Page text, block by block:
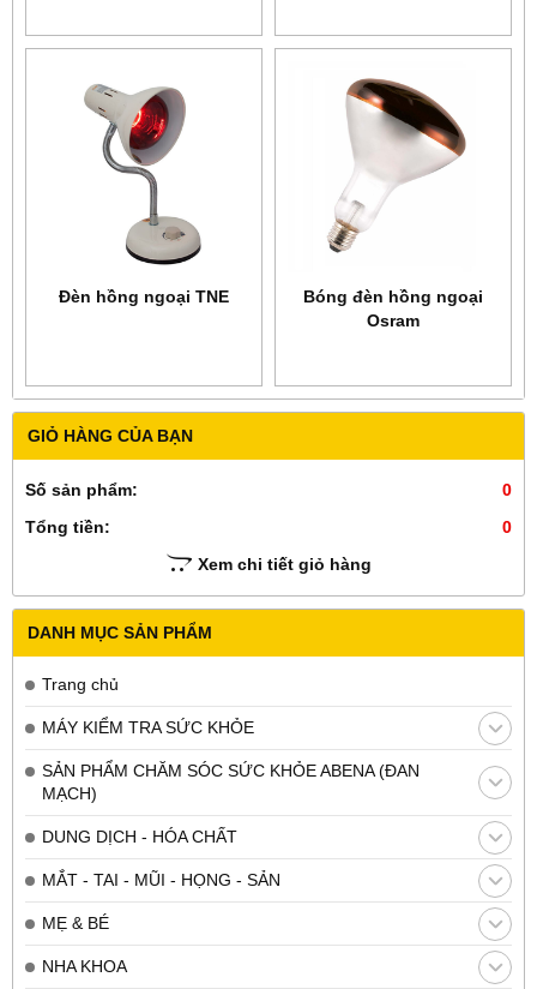
GIỎ HÀNG CỦA BẠN
Số sản phẩm:
0
Tổng tiền:
0
Xem chi tiết giỏ hàng
DANH MỤC SẢN PHẨM
Trang chủ
MÁY KIỂM TRA SỨC KHỎE
SẢN PHẨM CHĂM SÓC SỨC KHỎE ABENA (ĐAN
MẠCH)
DUNG DỊCH - HÓA CHẤT
MẮT - TAI - MŨI - HỌNG - SẢN
MẸ & BÉ
NHA KHOA
Đèn hồng ngoại TNE
Bóng đèn hồng ngoại
Osram